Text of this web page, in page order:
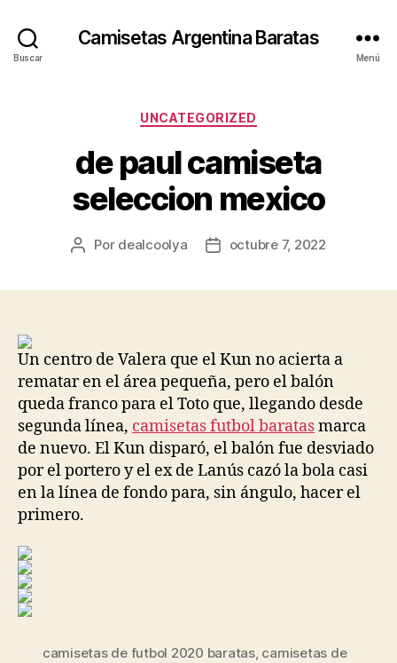
Buscar
Camisetas Argentina Baratas
Menú
Categorías
UNCATEGORIZED
de paul camiseta
seleccion mexico
Autor
Por dealcoolya
Fechaoctubre 7, 2022
Un centro de Valera que el Kun no acierta a
rematar en el área pequeña, pero el balón
queda franco para el Toto que, llegando desde
segunda línea, camisetas futbol baratasmarca
de nuevo. El Kun disparó, el balón fue desviado
por el portero y el ex de Lanús cazó la bola casi
en la línea de fondo para, sin ángulo, hacer el
primero.
camisetas de futbol 2020 baratas, camisetas de